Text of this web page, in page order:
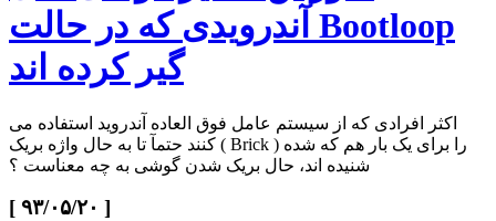
آندرویدی که در حالت Bootloop
گیر کرده اند
اکثر افرادی که از سیستم عامل فوق العاده آندروید استفاده می
کنند حتمآ تا به حال واژه بریک ( Brick ) را برای یک بار هم که شده
شنیده اند، حال بریک شدن گوشی به چه معناست ؟
[ ۹۳/۰۵/۲۰ ]